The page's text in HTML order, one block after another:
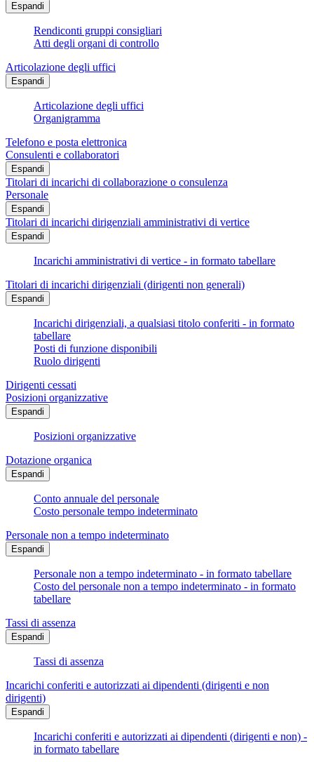
Espandi
Rendiconti gruppi consigliari
Atti degli organi di controllo
Articolazione degli uffici
Espandi
Articolazione degli uffici
Organigramma
Telefono e posta elettronica
Consulenti e collaboratori
Espandi
Titolari di incarichi di collaborazione o consulenza
Personale
Espandi
Titolari di incarichi dirigenziali amministrativi di vertice
Espandi
Incarichi amministrativi di vertice - in formato tabellare
Titolari di incarichi dirigenziali (dirigenti non generali)
Espandi
Incarichi dirigenziali, a qualsiasi titolo conferiti - in formato
tabellare
Posti di funzione disponibili
Ruolo dirigenti
Dirigenti cessati
Posizioni organizzative
Espandi
Posizioni organizzative
Dotazione organica
Espandi
Conto annuale del personale
Costo personale tempo indeterminato
Personale non a tempo indeterminato
Espandi
Personale non a tempo indeterminato - in formato tabellare
Costo del personale non a tempo indeterminato - in formato
tabellare
Tassi di assenza
Espandi
Tassi di assenza
Incarichi conferiti e autorizzati ai dipendenti (dirigenti e non
dirigenti)
Espandi
Incarichi conferiti e autorizzati ai dipendenti (dirigenti e non) -
in formato tabellare